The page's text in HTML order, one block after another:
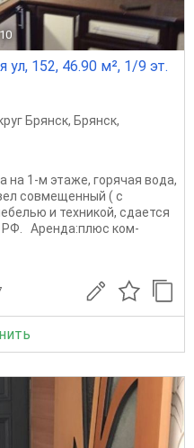
ул, 152, 46.90 м², 1/9 эт.
Брянск, Брянск,
на 1-м этаже, горячая вода,
совмещенный ( с
и техникой, сдается
Аренда:плюс ком-